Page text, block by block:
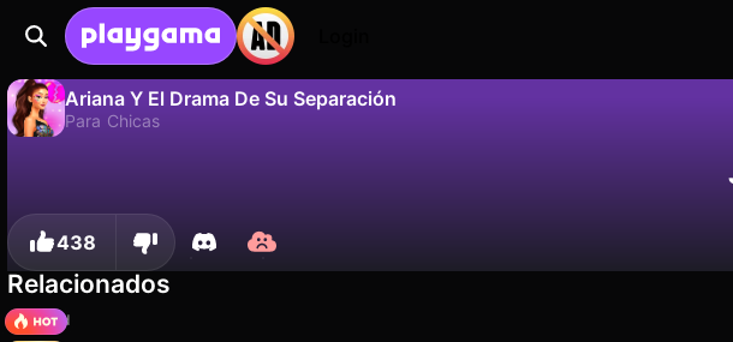
Ariana Y El Drama De Su Separación
Para Chicas
438
Relacionados
TB World